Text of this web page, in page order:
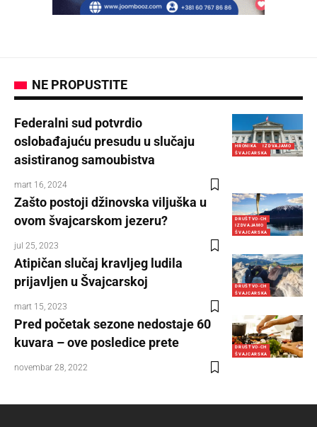
NE PROPUSTITE
HRONIKA
IZDVAJAMO
ŠVAJCARSKA
Federalni sud potvrdio
oslobađajuću presudu u slučaju
asistiranog samoubistva
mart 16, 2024
DRUŠTVO-CH
IZDVAJAMO
ŠVAJCARSKA
Zašto postoji džinovska viljuška u
ovom švajcarskom jezeru?
jul 25, 2023
DRUŠTVO-CH
ŠVAJCARSKA
Atipičan slučaj kravljeg ludila
prijavljen u Švajcarskoj
mart 15, 2023
DRUŠTVO-CH
ŠVAJCARSKA
Pred početak sezone nedostaje 60
kuvara – ove posledice prete
novembar 28, 2022